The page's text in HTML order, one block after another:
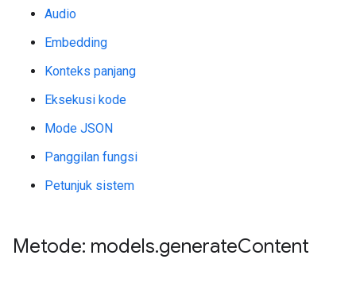
Audio
Embedding
Konteks panjang
Eksekusi kode
Mode JSON
Panggilan fungsi
Petunjuk sistem
Metode: models.generateContent